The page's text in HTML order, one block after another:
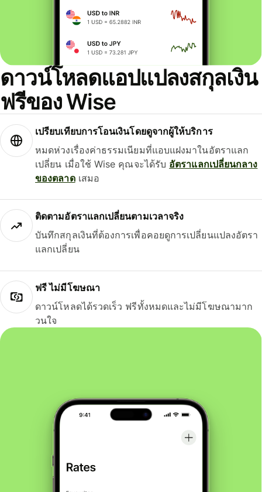
ดาวน์โหลดแอปแปลงสกุลเงิน
ฟรีของ Wise
เปรียบเทียบการโอนเงินโดยดูจากผู้ให้บริการ
หมดห่วงเรื่องค่าธรรมเนียมที่แอบแฝงมาในอัตราแลก
เปลี่ยน เมื่อใช้ Wise คุณจะได้รับ อัตราแลกเปลี่ยนกลาง
ของตลาดเสมอ
ติดตามอัตราแลกเปลี่ยนตามเวลาจริง
บันทึกสกุลเงินที่ต้องการเพื่อคอยดูการเปลี่ยนแปลงอัตรา
แลกเปลี่ยน
ฟรี ไม่มีโฆษณา
ดาวน์โหลดได้รวดเร็ว ฟรีทั้งหมดและไม่มีโฆษณามาก
วนใจ